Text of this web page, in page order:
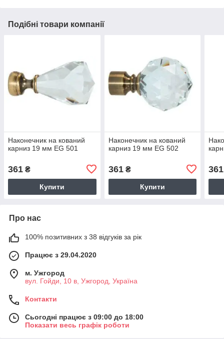
Подібні товари компанії
Наконечник на кований
карниз 19 мм EG 501
361 ₴
Купити
Наконечник на кований
карниз 19 мм EG 502
361₴
Купити
361
Про нас
100% позитивних з 38 відгуків за рік
Працює з 29.04.2020
м. Ужгород
вул. Гойди, 10 в, Ужгород, Україна
Контакти
Сьогодні працює з 09:00 до 18:00
Показати весь графік роботи